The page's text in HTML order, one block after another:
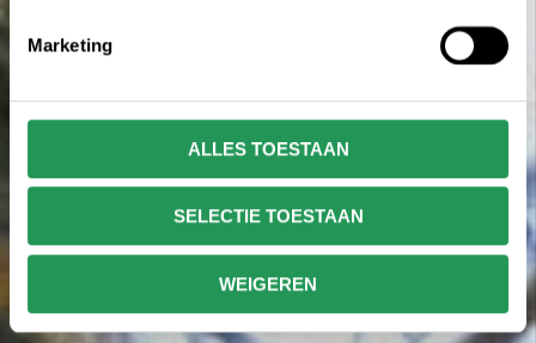
Marketing
ALLES TOESTAAN
SELECTIE TOESTAAN
WEIGEREN